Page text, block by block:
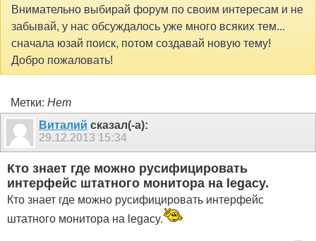
Внимательно выбирай форум по своим интересам и не
забывай, у нас обсуждалось уже много всяких тем...
сначала юзай поиск, потом создавай новую тему!
Добро пожаловать!
Метки: Нет
Виталий сказал(-а):
29.12.2013 15:34
Кто знает где можно русифицировать
интерфейс штатного монитора на legacy.
Кто знает где можно русифицировать интерфейс
штатного монитора на legacy.